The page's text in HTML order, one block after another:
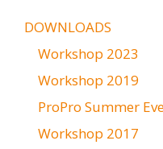
DOWNLOADS
Workshop 2023
Workshop 2019
ProPro Summer
Workshop 2017